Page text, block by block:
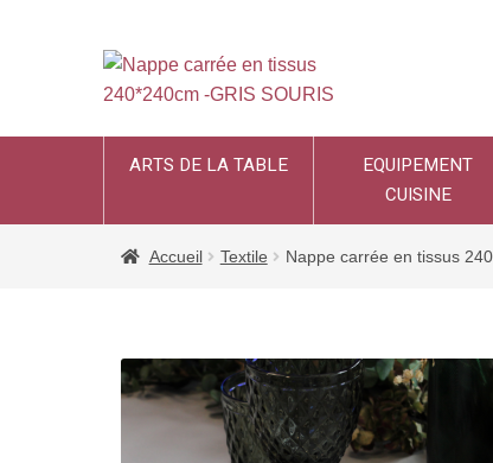
ARTS DE LA TABLE
EQUIPEMENT
CUISINE
Accueil Textile Nappe carrée en tissus